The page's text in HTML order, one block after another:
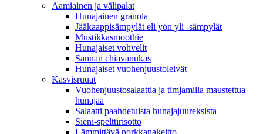
Aamiainen ja välipalat
Hunajainen granola
Jääkaappisämpylät eli yön yli -sämpylät
Mustikkasmoothie
Hunajaiset vohvelit
Sannan chiavanukas
Hunajaiset vuohenjuustoleivät
Kasvisruuat
Vuohenjuustosalaattia ja timjamilla maustettua
hunajaa
Salaatti paahdetuista hunajajuureksista
Sieni-spelttirisotto
Lämmittävä porkkanakeitto